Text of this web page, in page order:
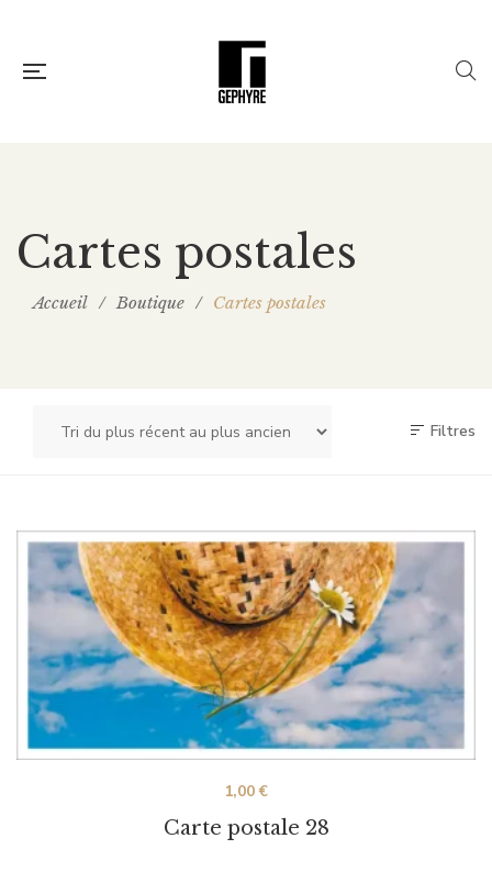
Cartes postales
Accueil / Boutique / Cartes postales
Filtres
Carte postale 28
1,00€